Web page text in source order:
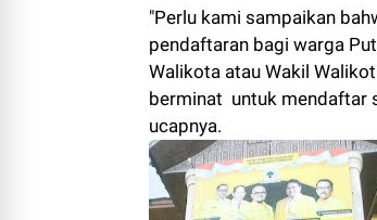
"Perlu kami sampaikan
pendaftaran bagi warga
Walikota atau Wakil
berminat untuk mendaftar
ucapnya.